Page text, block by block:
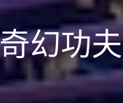
幻功